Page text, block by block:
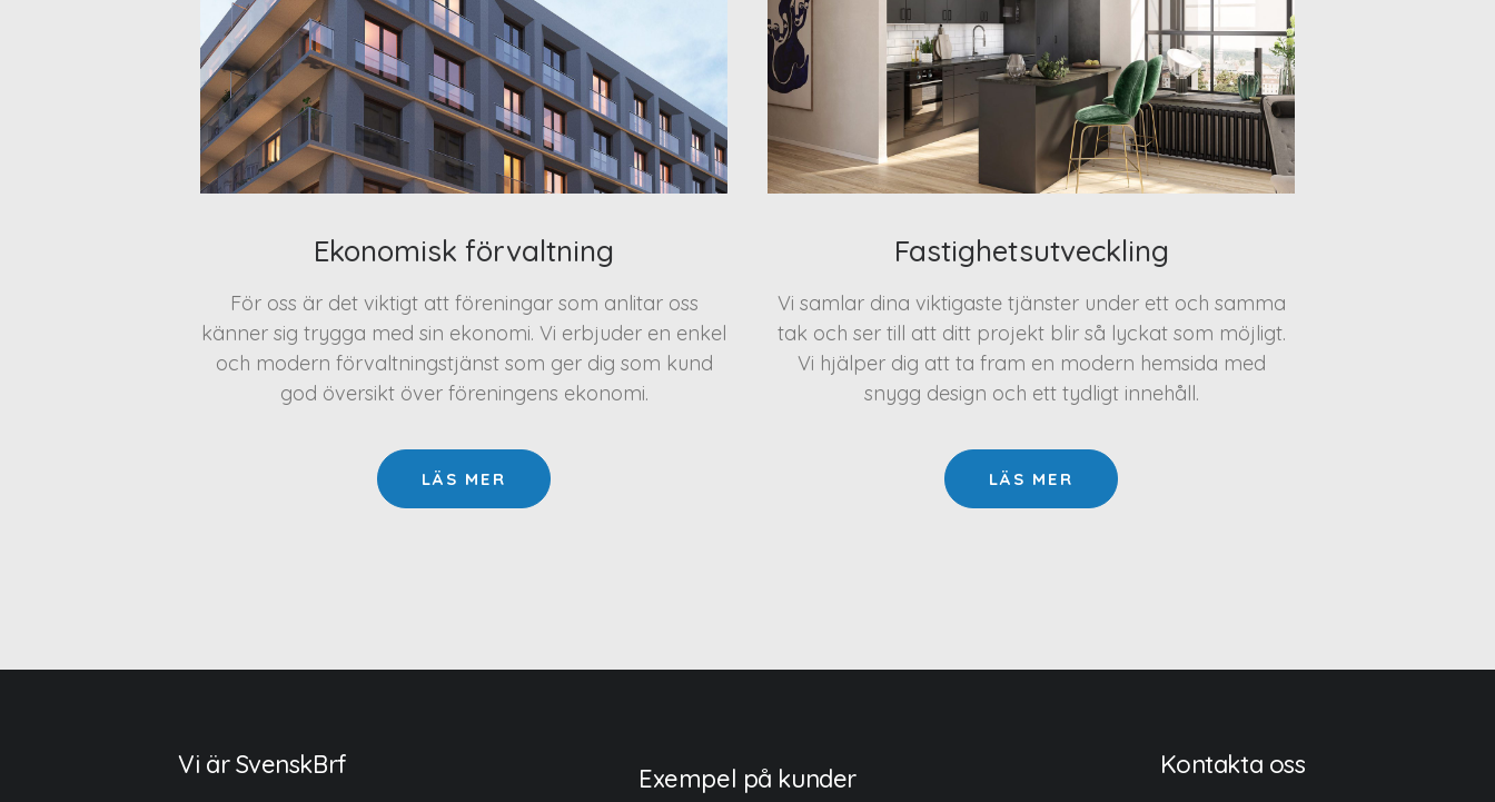
Ekonomisk förvaltning
För oss är det viktigt att föreningar som anlitar oss
känner sig trygga med sin ekonomi. Vi erbjuder en enkel
och modern förvaltningstjänst som ger dig som kund
god översikt över föreningens ekonomi.
LÄS MER
Fastighetsutveckling
Vi samlar dina viktigaste tjänster under ett och samma
tak och ser till att ditt projekt blir så lyckat som möjligt.
Vi hjälper dig att ta fram en modern hemsida med
snygg design och ett tydligt innehåll.
LÄS MER
Vi är SvenskBrf Exempel på kunder Kontakta oss